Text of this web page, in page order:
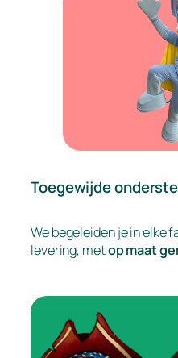
Toegewijde
We begeleiden je in elke
levering, metop maat